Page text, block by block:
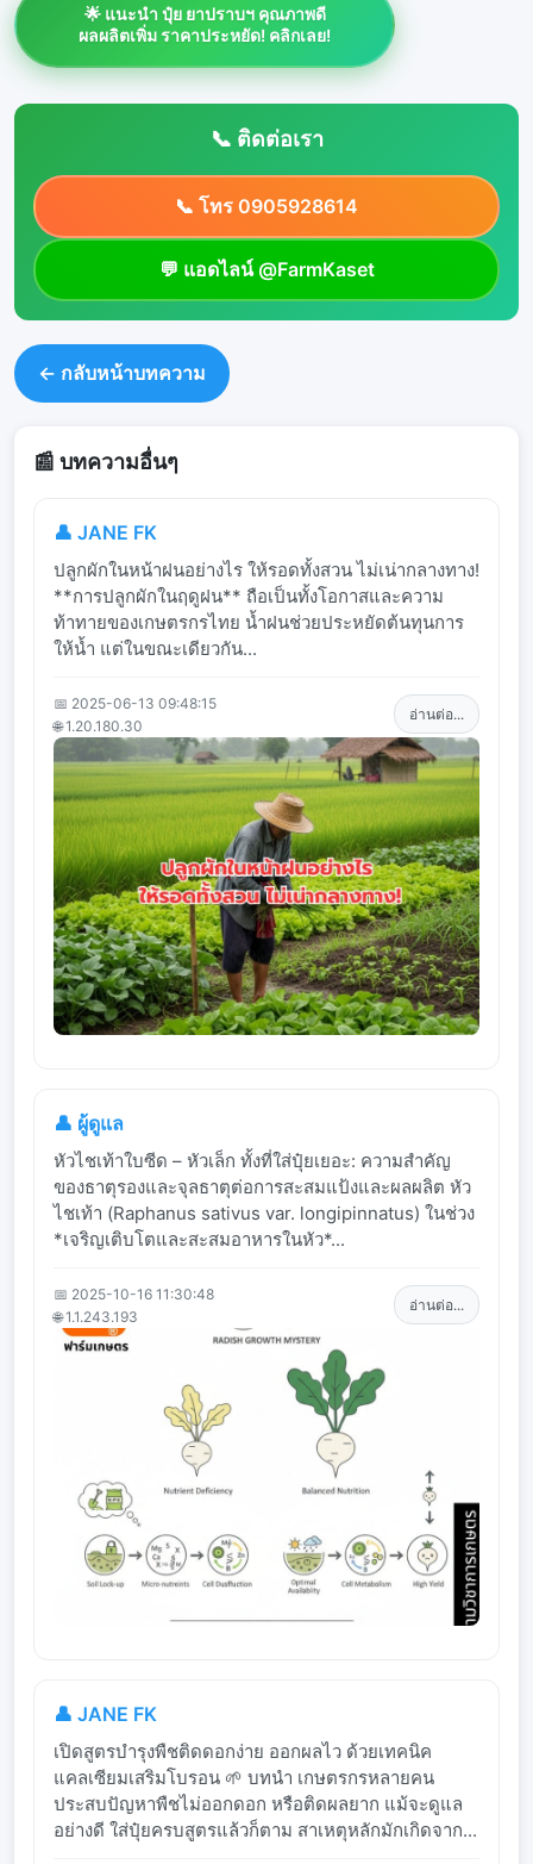
🌟 แนะนำ ปุ๋ย ยาปราบฯ คุณภาพดี
ผลผลิตเพิ่ม ราคาประหยัด! คลิกเลย!
📞 ติดต่อเรา
📞 โทร 0905928614
💬 แอดไลน์ @FarmKaset
← กลับหน้าบทความ
📰 บทความอื่นๆ
👤 JANE FK
ปลูกผักในหน้าฝนอย่างไร ให้รอดทั้งสวน ไม่เน่ากลางทาง!
**การปลูกผักในฤดูฝน** ถือเป็นทั้งโอกาสและความ
ท้าทายของเกษตรกรไทย น้ำฝนช่วยประหยัดต้นทุนการ
ให้น้ำ แต่ในขณะเดียวกัน...
📅 2025-06-13 09:48:15
🌐 1.20.180.30
อ่านต่อ...
👤 ผู้ดูแล
หัวไชเท้าใบซีด – หัวเล็ก ทั้งที่ใส่ปุ๋ยเยอะ: ความสำคัญ
ของธาตุรองและจุลธาตุต่อการสะสมแป้งและผลผลิต หัว
ไชเท้า (Raphanus sativus var. longipinnatus) ในช่วง
*เจริญเติบโตและสะสมอาหารในหัว*...
📅 2025-10-16 11:30:48
🌐 1.1.243.193
อ่านต่อ...
👤 JANE FK
เปิดสูตรบำรุงพืชติดดอกง่าย ออกผลไว ด้วยเทคนิค
แคลเซียมเสริมโบรอน 🌱 บทนำ เกษตรกรหลายคน
ประสบปัญหาพืชไม่ออกดอก หรือติดผลยาก แม้จะดูแล
อย่างดี ใส่ปุ๋ยครบสูตรแล้วก็ตาม สาเหตุหลักมักเกิดจาก...